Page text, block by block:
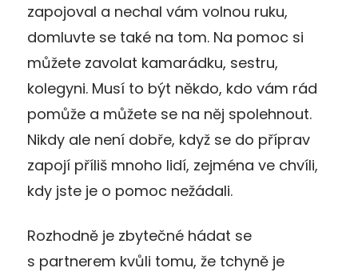
zapojoval a nechal vám volnou ruku,
domluvte se také na tom. Na pomoc si
můžete zavolat kamarádku, sestru,
kolegyni. Musí to být někdo, kdo vám rád
pomůže a můžete se na něj spolehnout.
Nikdy ale není dobře, když se do příprav
zapojí příliš mnoho lidí, zejména ve chvíli,
kdy jste je o pomoc nežádali.
Rozhodně je zbytečné hádat se
s partnerem kvůli tomu, že tchyně je